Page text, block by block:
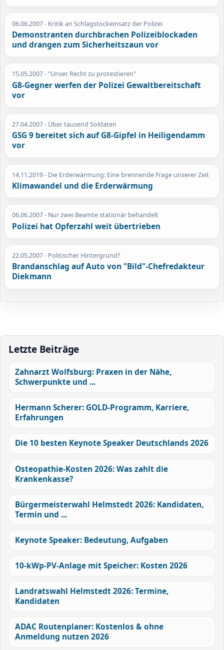
06.06.2007- Kritik an Schlagstockeinsatz der Polizei
Demonstranten durchbrachen Polizeiblockaden
und drangen zum Sicherheitszaun vor
15.05.2007- "Unser Recht zu protestieren"
G8-Gegner werfen der Polizei Gewaltbereitschaft
vor
27.04.2007- Über tausend Soldaten
GSG 9 bereitet sich auf G8-Gipfel in Heiligendamm
vor
14.11.2019- Die Erderwärmung: Eine brennende Frage unserer Zeit
Klimawandel und die Erderwärmung
06.06.2007- Nur zwei Beamte stationär behandelt
Polizei hat Opferzahl weit übertrieben
22.05.2007- Politischer Hintergrund?
Brandanschlag auf Auto von "Bild"-Chefredakteur
Diekmann
Letzte Beiträge
Zahnarzt Wolfsburg: Praxen in der Nähe,
Schwerpunkte und ...
Hermann Scherer: GOLD-Programm, Karriere,
Erfahrungen
Die 10 besten Keynote Speaker Deutschlands 2026
Osteopathie-Kosten 2026: Was zahlt die
Krankenkasse?
Bürgermeisterwahl Helmstedt 2026: Kandidaten,
Termin und ...
Keynote Speaker: Bedeutung, Aufgaben
10-kWp-PV-Anlage mit Speicher: Kosten 2026
Landratswahl Helmstedt 2026: Termine,
Kandidaten
ADAC Routenplaner: Kostenlos & ohne
Anmeldung nutzen 2026